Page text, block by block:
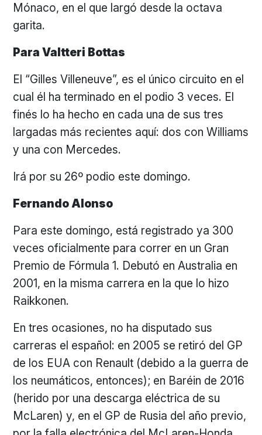
Mónaco, en el que largó desde la octava
garita.
Para Valtteri Bottas
El “Gilles Villeneuve”, es el único circuito en el
cual él ha terminado en el podio 3 veces. El
finés lo ha hecho en cada una de sus tres
largadas más recientes aquí: dos con Williams
y una con Mercedes.
Irá por su 26º podio este domingo.
Fernando Alonso
Para este domingo, está registrado ya 300
veces oficialmente para correr en un Gran
Premio de Fórmula 1. Debutó en Australia en
2001, en la misma carrera en la que lo hizo
Raikkonen.
En tres ocasiones, no ha disputado sus
carreras el español: en 2005 se retiró del GP
de los EUA con Renault (debido a la guerra de
los neumáticos, entonces); en Baréin de 2016
(herido por una descarga eléctrica de su
McLaren) y, en el GP de Rusia del año previo,